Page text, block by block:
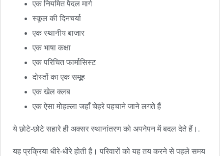
एक नियमित पैदल मार्ग
स्कूल की दिनचर्या
एक स्थानीय बाजार
एक भाषा कक्षा
एक परिचित फार्मासिस्ट
दोस्तों का एक समूह
एक खेल क्लब
एक ऐसा मोहल्ला जहाँ चेहरे पहचाने जाने लगते हैं
ये छोटे-छोटे सहारे ही अक्सर स्थानांतरण को अपनेपन में बदल देते हैं।.
यह प्रक्रिया धीरे-धीरे होती है। परिवारों को यह तय करने से पहले समय